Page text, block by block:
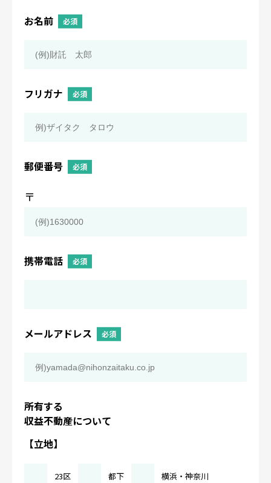
お名前 必須
フリガナ 必須
郵便番号 必須
〒
携帯電話 必須
メールアドレス 必須
所有する
収益不動産について
【立地】
23区 都下 横浜・神奈川